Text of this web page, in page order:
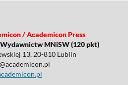
/ Academicon Press
MNiSW (120 pkt)
13, 20-810 Lublin